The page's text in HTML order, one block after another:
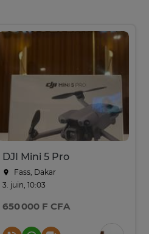
DJI Mini 5 Pro
Fass, Dakar
3. juin, 10:03
650 000 F CFA